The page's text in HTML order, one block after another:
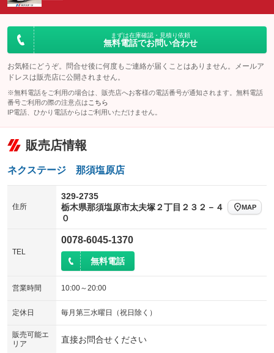
：装備なし
：装備なし
まずは在庫確認・見積り依頼
無料電話でお問い合わせ
お気軽にどうぞ。問合せ後に何度もご連絡が届くことはありません。メールア
ドレスは販売店に公開されません。
※無料電話をご利用の場合は、販売店へお客様の電話番号が通知されます。無料電話
番号ご利用の際の注意点は こちら
IP電話、ひかり電話からはご利用いただけません。
販売店情報
ネクステージ 那須塩原店
住所
329-2735
栃木県那須塩原市太夫塚２丁目２３２－４
０
MAP
TEL
0078-6045-1370
無料電話
営業時間 10:00～20:00
定休日 毎月第三水曜日（祝日除く）
販売可能エ
リア
直接お問合せください